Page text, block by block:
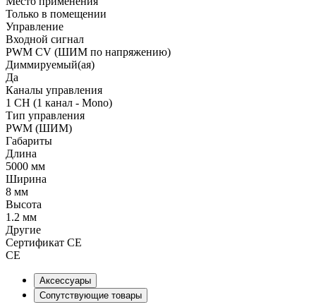
Только в помещении
Управление
Входной сигнал
PWM СV (ШИМ по напряжению)
Диммируемый(ая)
Да
Каналы управления
1 CH (1 канал - Mono)
Тип управления
PWM (ШИМ)
Габариты
Длина
5000 мм
Ширина
8 мм
Высота
1.2 мм
Другие
Сертификат CE
CE
Аксессуары
Сопутствующие товары